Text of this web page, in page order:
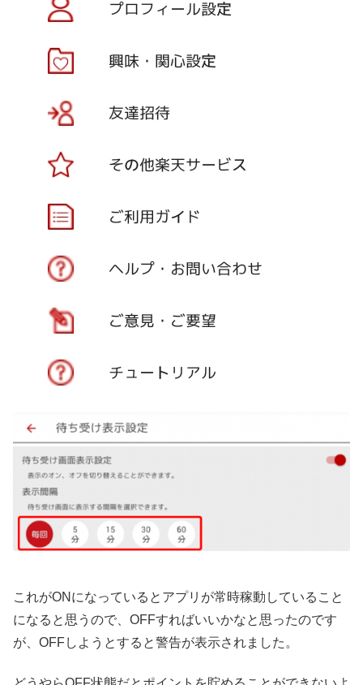
これがONになっているとアプリが常時稼動していること
になると思うので、OFFすればいいかなと思ったのです
が、OFFしようとすると警告が表示されました。